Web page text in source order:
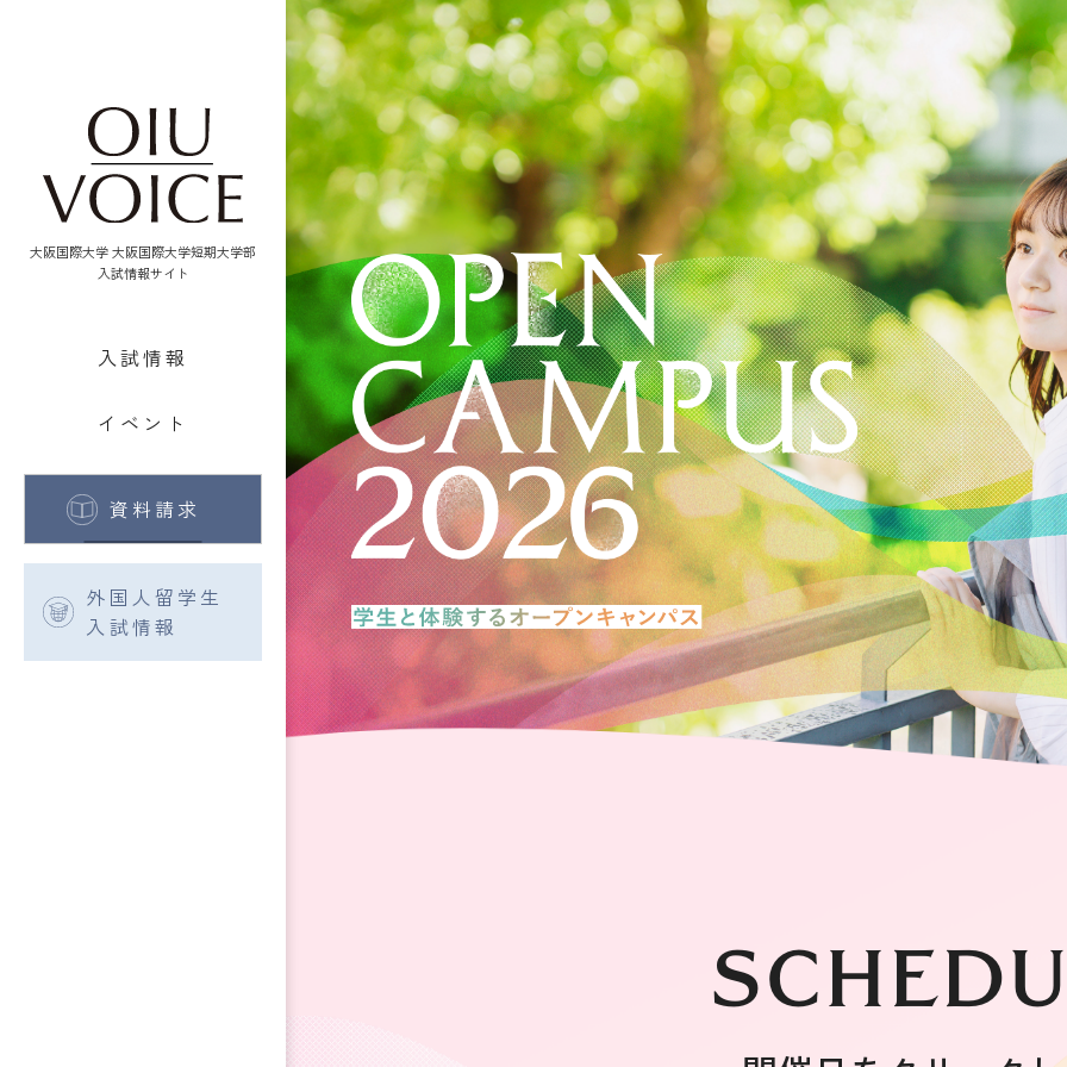
大阪国際大学大阪国際大学短期大学部
入試情報サイト
入試情報
イベント
資料請求
外国人留学生
入試情報
入試情報
イベント
資料請求
外国人留学生
入試情報
電話でのお問い合わせ
0120-585-160(フリーダイヤル）
メールでのお問い合わせ
nyushi@oiu.jp